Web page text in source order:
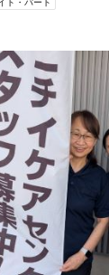
ト・パート